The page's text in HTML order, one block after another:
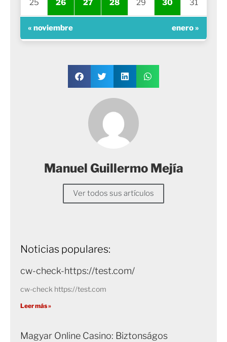
25 26 27 28 29 30 31
« noviembre enero »
Manuel Guillermo Mejía
Ver todos sus artículos
Noticias populares:
cw-check-https://test.com/
cw-check https://test.com
Leer más »
Magyar Online Casino: Biztonságos